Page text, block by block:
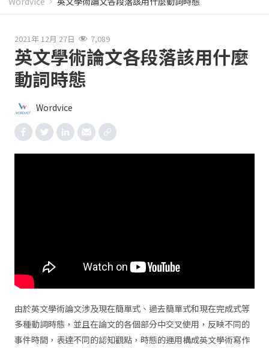
2021年 12月 27日 7,089
英文學術論文各段落該用什麼
動詞時態
Wordvice
由於英文學術論文涉及現在簡單式、過去簡單式和現在完成式等
多種動詞時態，並且在論文的各個部分中交叉使用，反映不同的
事件時間，表達不同的認知觀點，時態的運用構成英文學術寫作